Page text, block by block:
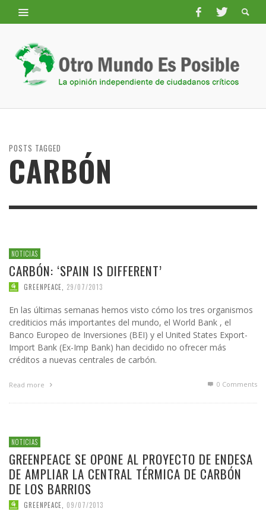
POSTS TAGGED
CARBÓN
NOTICIAS
CARBÓN: ‘SPAIN IS DIFFERENT’
GREENPEACE 29/07/2013
En las últimas semanas hemos visto cómo los tres organismos
crediticios más importantes del mundo, el World Bank , el
Banco Europeo de Inversiones (BEI) y el United States Export-
Import Bank (Ex-Imp Bank) han decidido no ofrecer más
créditos a nuevas centrales de carbón.
Read more 0 Comments
NOTICIAS
GREENPEACE SE OPONE AL PROYECTO DE ENDESA
DE AMPLIAR LA CENTRAL TÉRMICA DE CARBÓN
DE LOS BARRIOS
GREENPEACE 09/07/2013